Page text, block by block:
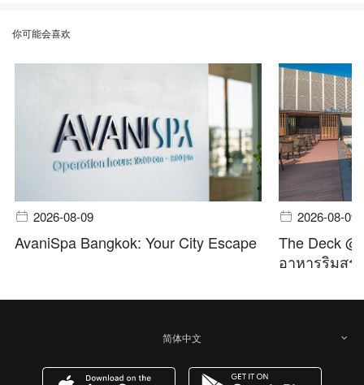
你可能会喜欢
2026-08-09
AvaniSpa Bangkok: Your City Escape
2026-08-09
The Deck
อาหารริมสร
简体中文